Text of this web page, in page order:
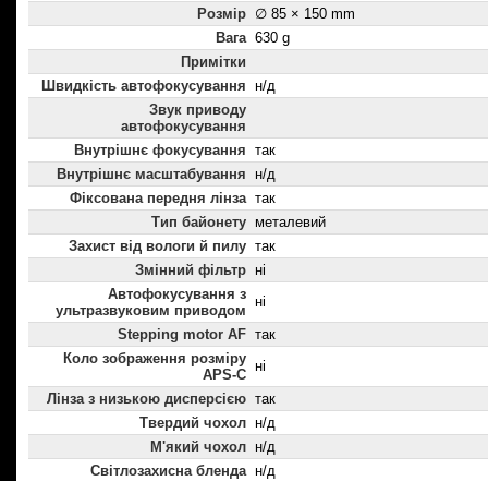
Розмір ∅ 85 × 150 mm
Вага 630 g
Примітки
Швидкість автофокусування н/д
Звук приводу
автофокусування
Внутрішнє фокусування так
Внутрішнє масштабування
н/д
Фіксована передня лінза так
Тип байонету металевий
Захист від вологи й пилу так
Змінний фільтр ні
Автофокусування з
ультразвуковим приводом
ні
Stepping motor AF так
Коло зображення розміру
APS-C
ні
Лінза з низькою дисперсією так
Твердий чохол н/д
М'який чохол н/д
Світлозахисна бленда н/д